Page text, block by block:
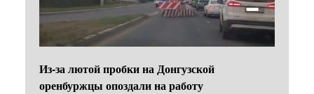
Из-за лютой пробки на Донгузской
оренбуржцы опоздали на работу